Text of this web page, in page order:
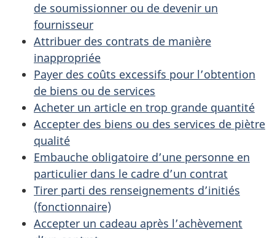
de soumissionner ou de devenir un
fournisseur
Attribuer des contrats de manière
inappropriée
Payer des coûts excessifs pour l’obtention
de biens ou de services
Acheter un article en trop grande quantité
Accepter des biens ou des services de piètre
qualité
Embauche obligatoire d’une personne en
particulier dans le cadre d’un contrat
Tirer parti des renseignements d’initiés
(fonctionnaire)
Accepter un cadeau après l’achèvement